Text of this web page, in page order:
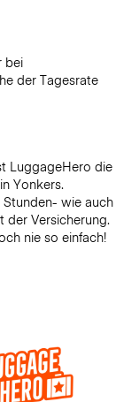
bei
der Tagesrate
LuggageHero die
Yonkers.
wie auch
der Versicherung.
nie so einfach!